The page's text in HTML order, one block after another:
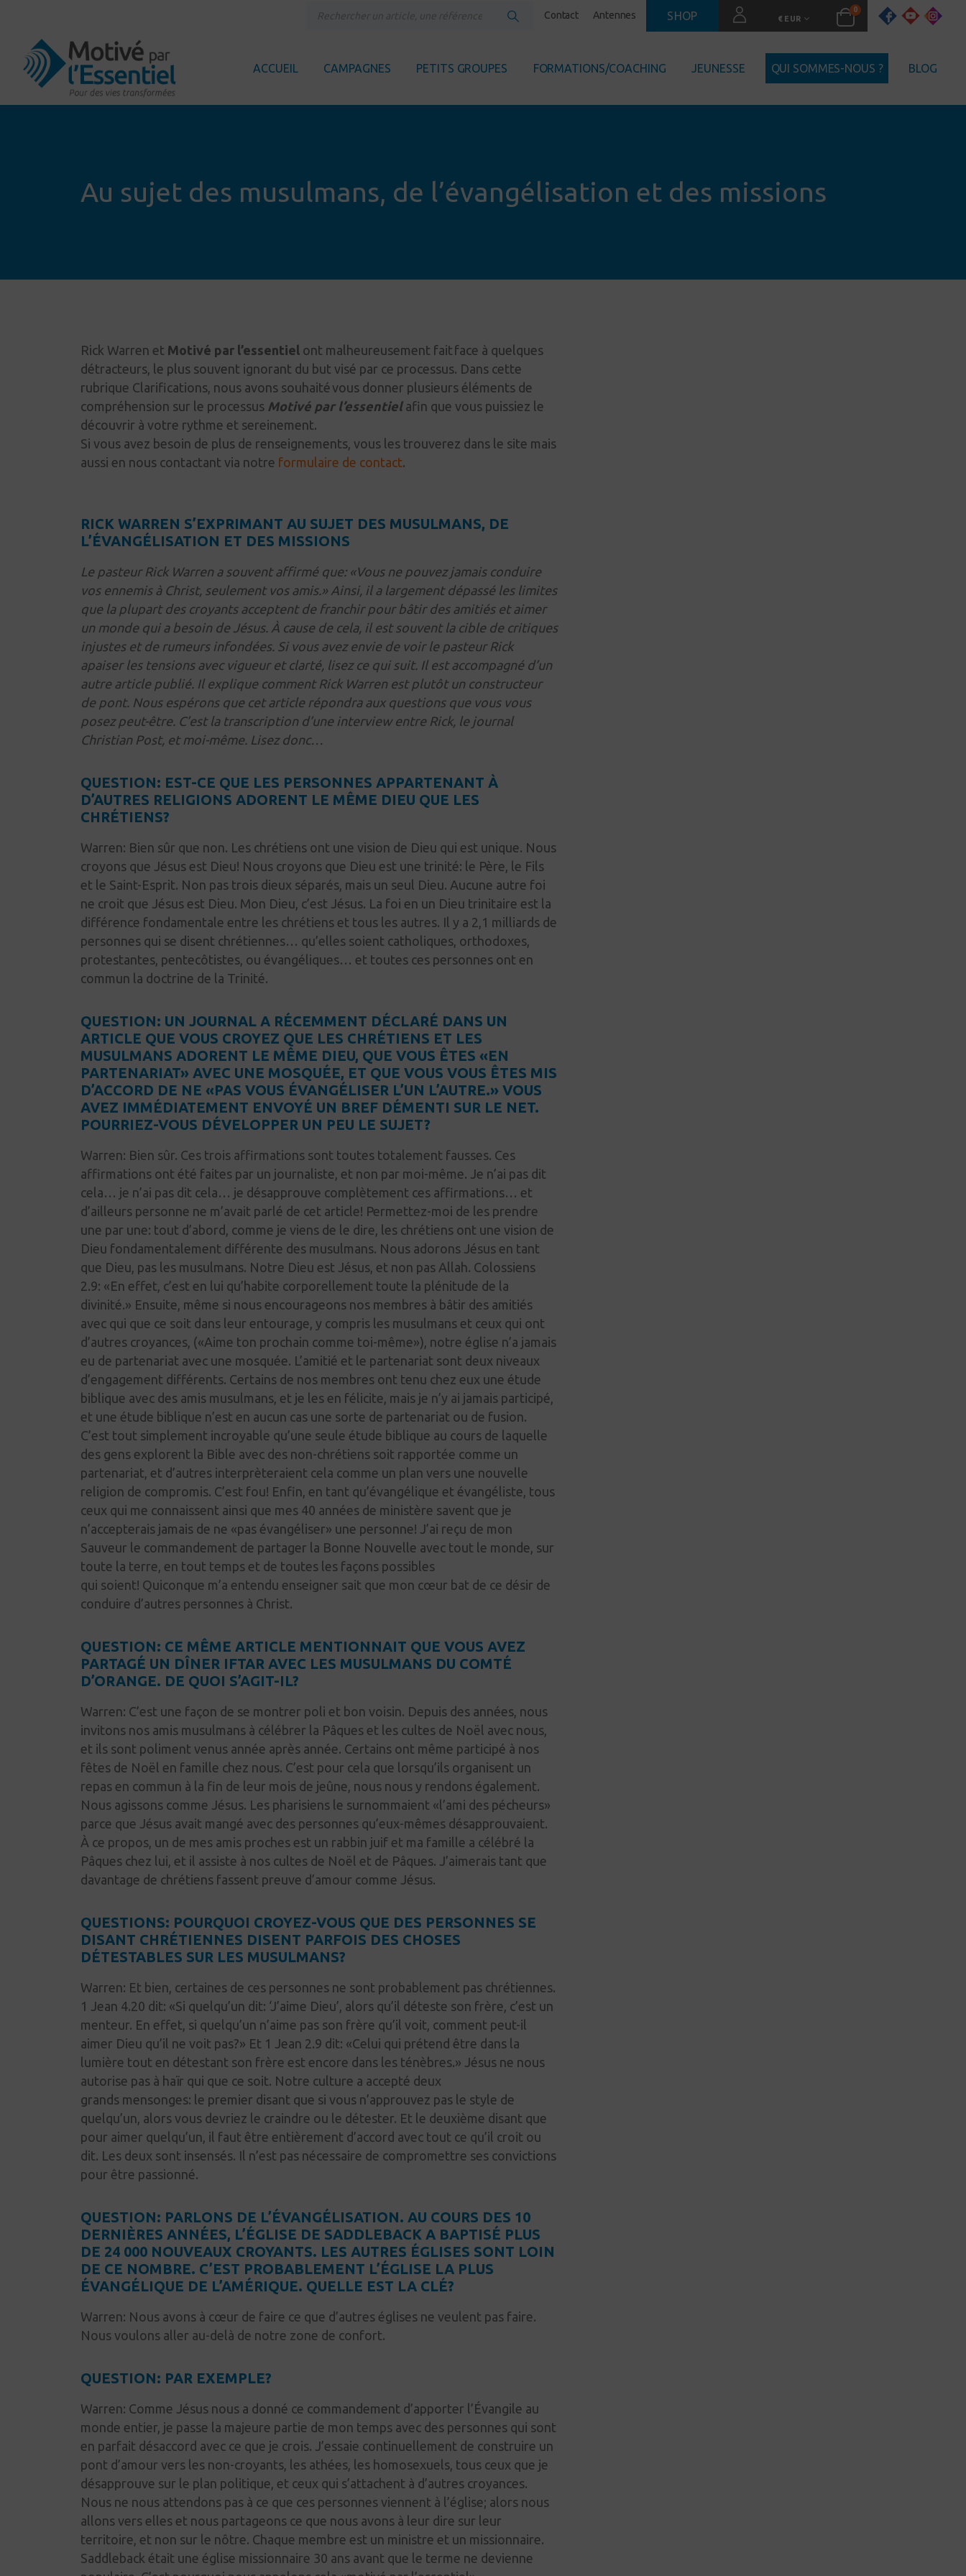
Contact Antennes SHOP € EUR
0
ACCUEIL CAMPAGNES PETITS GROUPES FORMATIONS/COACHING JEUNESSE QUI SOMMES-NOUS ? BLOG
Au sujet des musulmans, de l’évangélisation et des missions
Rick Warren et Motivé par l’essentiel ont malheureusement fait face à quelques
détracteurs, le plus souvent ignorant du but visé par ce processus. Dans cette
rubrique Clarifications, nous avons souhaité vous donner plusieurs éléments de
compréhension sur le processus Motivé par l’essentiel afin que vous puissiez le
découvrir à votre rythme et sereinement.
Si vous avez besoin de plus de renseignements, vous les trouverez dans le site mais
aussi en nous contactant via notre formulaire de contact.
RICK WARREN S’EXPRIMANT AU SUJET DES MUSULMANS, DE
L’ÉVANGÉLISATION ET DES MISSIONS
Le pasteur Rick Warren a souvent affirmé que:«Vous ne pouvez jamais conduire
vos ennemis à Christ, seulement vos amis.» Ainsi, il a largement dépassé les limites
que la plupart des croyants acceptent de franchir pour bâtir des amitiés et aimer
un monde qui a besoin de Jésus. À cause de cela, il est souvent la cible de critiques
injustes et de rumeurs infondées. Si vous avez envie de voir le pasteur Rick
apaiser les tensions avec vigueur et clarté, lisez ce qui suit. Il est accompagné d’un
autre article publié. Il explique comment Rick Warren est plutôt un constructeur
de pont. Nous espérons que cet article répondra aux questions que vous vous
posez peut-être. C’est la transcription d’une interview entre Rick, le journal
Christian Post, et moi-même. Lisez donc…
QUESTION: EST-CE QUE LES PERSONNES APPARTENANT À
D’AUTRES RELIGIONS ADORENT LE MÊME DIEU QUE LES
CHRÉTIENS?
Warren: Bien sûr que non. Les chrétiens ont une vision de Dieu qui est unique. Nous
croyons que Jésus est Dieu! Nous croyons que Dieu est une trinité: le Père, le Fils
et le Saint-Esprit. Non pas trois dieux séparés, mais un seul Dieu. Aucune autre foi
ne croit que Jésus est Dieu. Mon Dieu, c’est Jésus. La foi en un Dieu trinitaire est la
différence fondamentale entre les chrétiens et tous les autres. Il y a 2,1 milliards de
personnes qui se disent chrétiennes… qu’elles soient catholiques, orthodoxes,
protestantes, pentecôtistes, ou évangéliques… et toutes ces personnes ont en
commun la doctrine de la Trinité.
QUESTION: UN JOURNAL A RÉCEMMENT DÉCLARÉ DANS UN
ARTICLE QUE VOUS CROYEZ QUE LES CHRÉTIENS ET LES
MUSULMANS ADORENT LE MÊME DIEU, QUE VOUS ÊTES «EN
PARTENARIAT» AVEC UNE MOSQUÉE, ET QUE VOUS VOUS ÊTES MIS
D’ACCORD DE NE «PAS VOUS ÉVANGÉLISER L’UN L’AUTRE.» VOUS
AVEZ IMMÉDIATEMENT ENVOYÉ UN BREF DÉMENTI SUR LE NET.
POURRIEZ-VOUS DÉVELOPPER UN PEU LE SUJET?
Warren: Bien sûr. Ces trois affirmations sont toutes totalement fausses. Ces
affirmations ont été faites par un journaliste, et non par moi-même. Je n’ai pas dit
cela… je n’ai pas dit cela… je désapprouve complètement ces affirmations… et
d’ailleurs personne ne m’avait parlé de cet article! Permettez-moi de les prendre
une par une: tout d’abord, comme je viens de le dire, les chrétiens ont une vision de
Dieu fondamentalement différente des musulmans. Nous adorons Jésus en tant
que Dieu, pas les musulmans. Notre Dieu est Jésus, et non pas Allah. Colossiens
2.9: «En effet, c’est en lui qu’habite corporellement toute la plénitude de la
divinité.» Ensuite, même si nous encourageons nos membres à bâtir des amitiés
avec qui que ce soit dans leur entourage, y compris les musulmans et ceux qui ont
d’autres croyances, («Aime ton prochain comme toi-même»), notre église n’a jamais
eu de partenariat avec une mosquée. L’amitié et le partenariat sont deux niveaux
d’engagement différents. Certains de nos membres ont tenu chez eux une étude
biblique avec des amis musulmans, et je les en félicite, mais je n’y ai jamais participé,
et une étude biblique n’est en aucun cas une sorte de partenariat ou de fusion.
C’est tout simplement incroyable qu’une seule étude biblique au cours de laquelle
des gens explorent la Bible avec des non-chrétiens soit rapportée comme un
partenariat, et d’autres interprèteraient cela comme un plan vers une nouvelle
religion de compromis. C’est fou! Enfin, en tant qu’évangélique et évangéliste, tous
ceux qui me connaissent ainsi que mes 40 années de ministère savent que je
n’accepterais jamais de ne «pas évangéliser» une personne! J’ai reçu de mon
Sauveur le commandement de partager la Bonne Nouvelle avec tout le monde, sur
toute la terre, en tout temps et de toutes les façons possibles
qui soient! Quiconque m’a entendu enseigner sait que mon cœur bat de ce désir de
conduire d’autres personnes à Christ.
QUESTION: CE MÊME ARTICLE MENTIONNAIT QUE VOUS AVEZ
PARTAGÉ UN DÎNER IFTAR AVEC LES MUSULMANS DU COMTÉ
D’ORANGE. DE QUOI S’AGIT-IL?
Warren: C’est une façon de se montrer poli et bon voisin. Depuis des années, nous
invitons nos amis musulmans à célébrer la Pâques et les cultes de Noël avec nous,
et ils sont poliment venus année après année. Certains ont même participé à nos
fêtes de Noël en famille chez nous. C’est pour cela que lorsqu’ils organisent un
repas en commun à la fin de leur mois de jeûne, nous nous y rendons également.
Nous agissons comme Jésus. Les pharisiens le surnommaient «l’ami des pécheurs»
parce que Jésus avait mangé avec des personnes qu’eux-mêmes désapprouvaient.
À ce propos, un de mes amis proches est un rabbin juif et ma famille a célébré la
Pâques chez lui, et il assiste à nos cultes de Noël et de Pâques. J’aimerais tant que
davantage de chrétiens fassent preuve d’amour comme Jésus.
QUESTIONS: POURQUOI CROYEZ-VOUS QUE DES PERSONNES SE
DISANT CHRÉTIENNES DISENT PARFOIS DES CHOSES
DÉTESTABLES SUR LES MUSULMANS?
Warren: Et bien, certaines de ces personnes ne sont probablement pas chrétiennes.
1 Jean 4.20 dit: «Si quelqu’un dit: ‘J’aime Dieu’, alors qu’il déteste son frère, c’est un
menteur. En effet, si quelqu’un n’aime pas son frère qu’il voit, comment peut-il
aimer Dieu qu’il ne voit pas?» Et 1 Jean 2.9 dit: «Celui qui prétend être dans la
lumière tout en détestant son frère est encore dans les ténèbres.» Jésus ne nous
autorise pas à haïr qui que ce soit. Notre culture a accepté deux
grands mensonges: le premier disant que si vous n’approuvez pas le style de
quelqu’un, alors vous devriez le craindre ou le détester. Et le deuxième disant que
pour aimer quelqu’un, il faut être entièrement d’accord avec tout ce qu’il croit ou
dit. Les deux sont insensés. Il n’est pas nécessaire de compromettre ses convictions
pour être passionné.
QUESTION: PARLONS DE L’ÉVANGÉLISATION. AU COURS DES 10
DERNIÈRES ANNÉES, L’ÉGLISE DE SADDLEBACK A BAPTISÉ PLUS
DE 24 000 NOUVEAUX CROYANTS. LES AUTRES ÉGLISES SONT LOIN
DE CE NOMBRE. C’EST PROBABLEMENT L’ÉGLISE LA PLUS
ÉVANGÉLIQUE DE L’AMÉRIQUE. QUELLE EST LA CLÉ?
Warren: Nous avons à cœur de faire ce que d’autres églises ne veulent pas faire.
Nous voulons aller au-delà de notre zone de confort.
QUESTION: PAR EXEMPLE?
Warren: Comme Jésus nous a donné ce commandement d’apporter l’Évangile au
monde entier, je passe la majeure partie de mon temps avec des personnes qui sont
en parfait désaccord avec ce que je crois. J’essaie continuellement de construire un
pont d’amour vers les non-croyants, les athées, les homosexuels, tous ceux que je
désapprouve sur le plan politique, et ceux qui s’attachent à d’autres croyances.
Nous ne nous attendons pas à ce que ces personnes viennent à l’église; alors nous
allons vers elles et nous partageons ce que nous avons à leur dire sur leur
territoire, et non sur le nôtre. Chaque membre est un ministre et un missionnaire.
Saddleback était une église missionnaire 30 ans avant que le terme ne devienne